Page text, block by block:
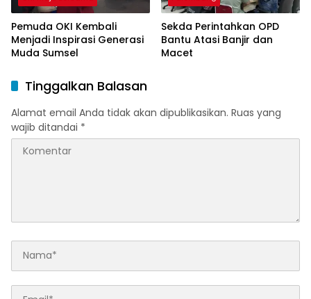
Pemuda OKI Kembali
Menjadi Inspirasi Generasi
Muda Sumsel
Sekda Perintahkan OPD
Bantu Atasi Banjir dan
Macet
Tinggalkan Balasan
Alamat email Anda tidak akan dipublikasikan. Ruas yang
wajib ditandai *